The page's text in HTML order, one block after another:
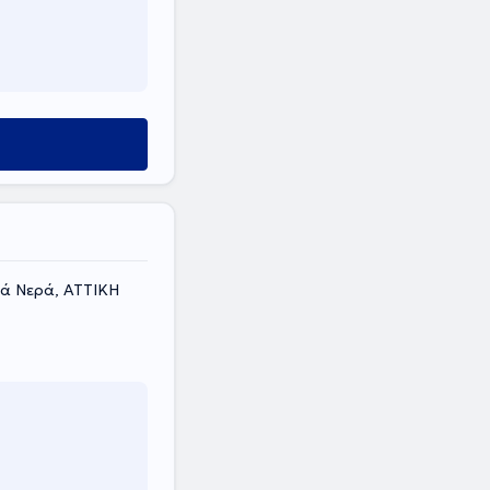
Νερά, ΑΤΤΙΚΗ